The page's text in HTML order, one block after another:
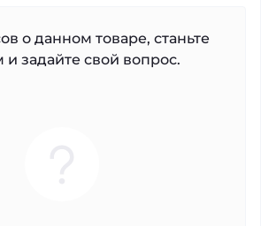
о данном товаре, станьте
задайте свой вопрос.